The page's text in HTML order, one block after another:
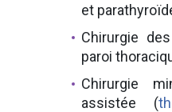
et
Chirurgie des
paroi
Chirurgie
assistée (